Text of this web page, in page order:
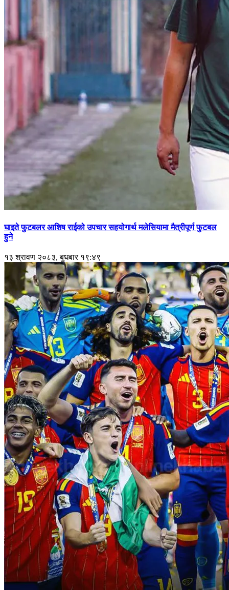
घाइते फुटबलर आशिष राईको उपचार सहयोगार्थ मलेसियामा मैत्रीपूर्ण फुटबल
हुने
१३ श्रावण २०८३, बुधबार १९:४९